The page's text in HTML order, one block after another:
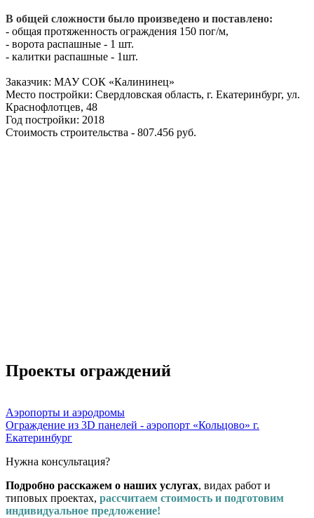
В общей сложности было произведено и поставлено:
- общая протяженность ограждения 150 пог/м,
- ворота распашные - 1 шт.
- калитки распашные - 1шт.
Заказчик: МАУ СОК «Калининец»
Место постройки: Свердловская область, г. Екатеринбург, ул.
Краснофлотцев, 48
Год постройки: 2018
Стоимость строительства - 807.456 руб.
Проекты ограждений
Аэропорты и аэродромы
Ограждение из 3D панелей - аэропорт «Кольцово» г.
Екатеринбург
Нужна консультация?
Подробно расскажем о наших услугах, видах работ и
типовых проектах, рассчитаем стоимость и подготовим
индивидуальное предложение!